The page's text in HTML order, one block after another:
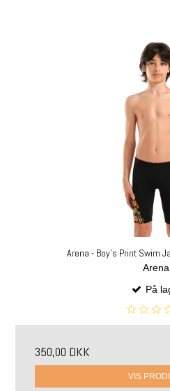
Arena - Boy's Print Swim
Arena
På
350,00 DKK
VIS